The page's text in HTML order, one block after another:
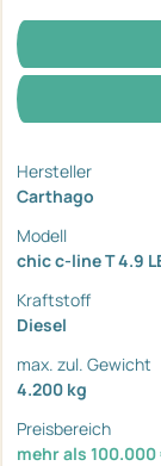
Hersteller
Carthago
Modell
chic c-line T 4.9
Kraftstoff
Diesel
max. zul. Gewicht
4.200 kg
Preisbereich
mehr als 100.000